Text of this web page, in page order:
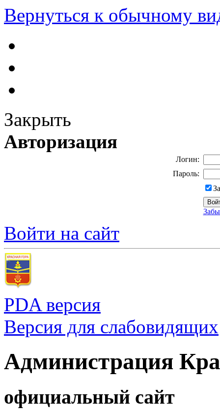
Вернуться к обычному
Закрыть
Авторизация
Логин:
Пароль:
Войти на сайт
PDA версия
Версия для слабовидящих
Администрация
официальный сайт